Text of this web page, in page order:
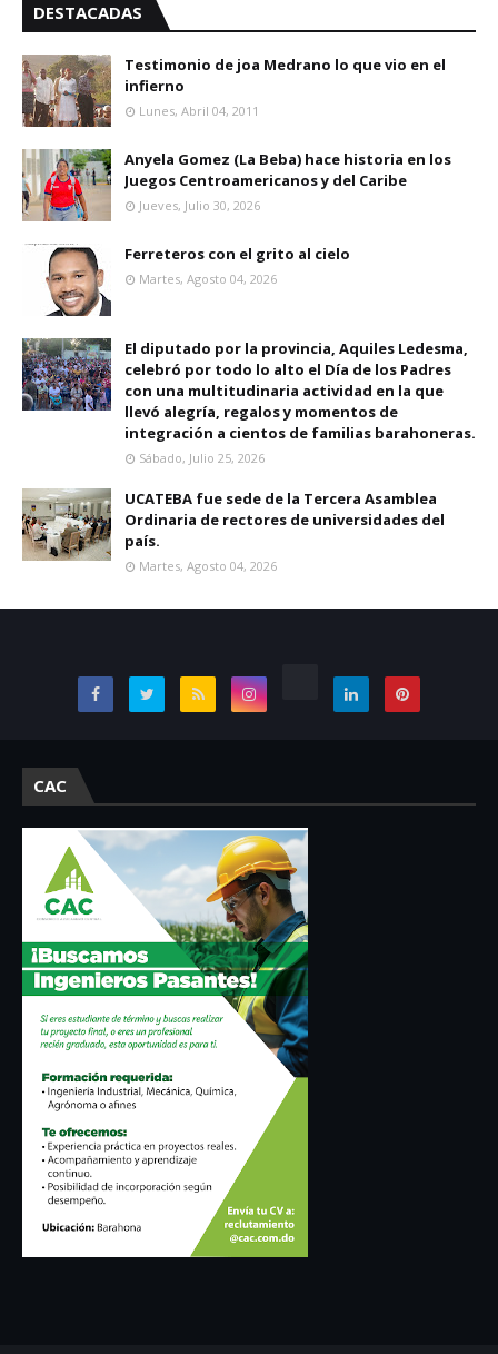
DESTACADAS
Testimonio de joa Medrano lo que vio en el
infierno
Lunes, Abril 04, 2011
Anyela Gomez (La Beba) hace historia en los
Juegos Centroamericanos y del Caribe
Jueves, Julio 30, 2026
Ferreteros con el grito al cielo
Martes, Agosto 04, 2026
El diputado por la provincia, Aquiles Ledesma,
celebró por todo lo alto el Día de los Padres
con una multitudinaria actividad en la que
llevó alegría, regalos y momentos de
integración a cientos de familias barahoneras.
Sábado, Julio 25, 2026
UCATEBA fue sede de la Tercera Asamblea
Ordinaria de rectores de universidades del
país.
Martes, Agosto 04, 2026
CAC